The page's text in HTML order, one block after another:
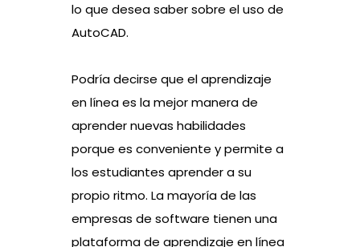
lo que desea saber sobre el uso de
AutoCAD.
Podría decirse que el aprendizaje
en línea es la mejor manera de
aprender nuevas habilidades
porque es conveniente y permite a
los estudiantes aprender a su
propio ritmo. La mayoría de las
empresas de software tienen una
plataforma de aprendizaje en línea